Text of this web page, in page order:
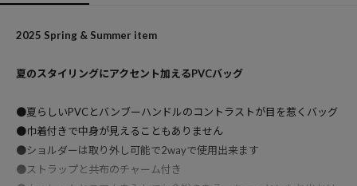
2025 Spring & Summer item
夏のスタイリングにアクセント加えるPVCバッグ
●夏らしいPVCとバンブーハンドルのコントラストが目を惹くバッグ
●巾着付きで中身が見えることもありません
●ショルダーは取り外し可能で2wayで使用出来ます
●ストラップと共布のチャーム付き